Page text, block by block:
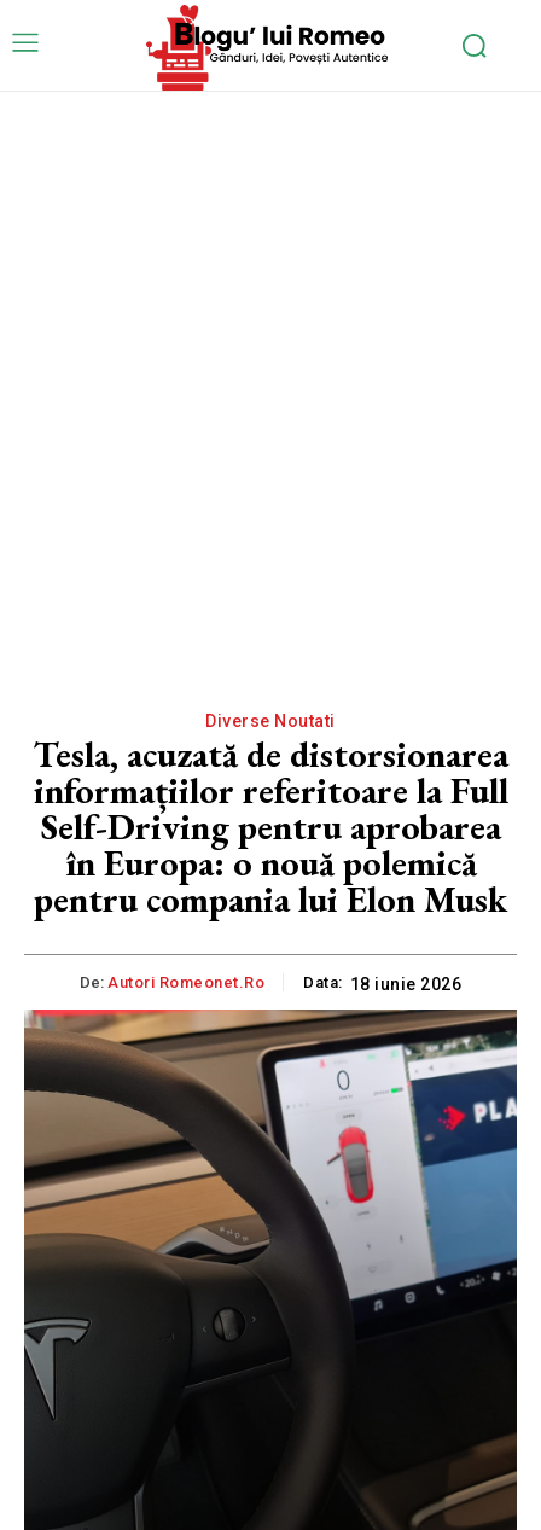
Diverse Noutati
Tesla, acuzată de distorsionarea
informațiilor referitoare la Full
Self-Driving pentru aprobarea
în Europa: o nouă polemică
pentru compania lui Elon Musk
De: Autori Romeonet.ro Data: 18 iunie 2026